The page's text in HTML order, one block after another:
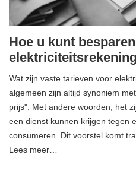
Hoe u kunt
Wat zijn vaste tarieven voor
algemeen zijn altijd synoniem
prijs". Met andere woorden, het
een dienst kunnen krijgen tegen
consumeren. Dit voorstel komt
Lees meer…